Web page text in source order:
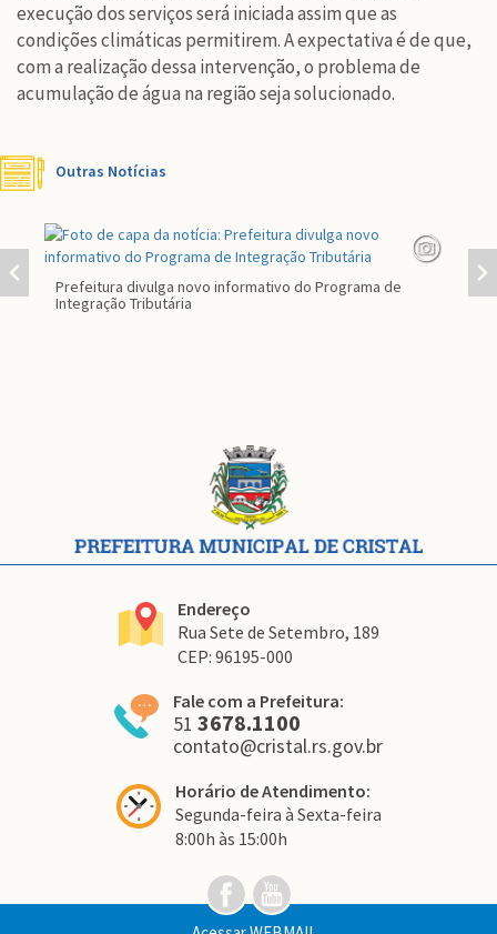
execução dos serviços será iniciada assim que as
condições climáticas permitirem. A expectativa é de que,
com a realização dessa intervenção, o problema de
acumulação de água na região seja solucionado.
Outras Notícias
Prefeitura divulga novo informativo do Programa de
Integração Tributária
Conteúdo
Rodapé
Endereço
Rua Sete de Setembro, 189
CEP: 96195-000
Fale com a Prefeitura:
51 3678.1100
contato@cristal.rs.gov.br
Horário de Atendimento:
Segunda-feira à Sexta-feira
8:00h às 15:00h
Link
para
o
para
o